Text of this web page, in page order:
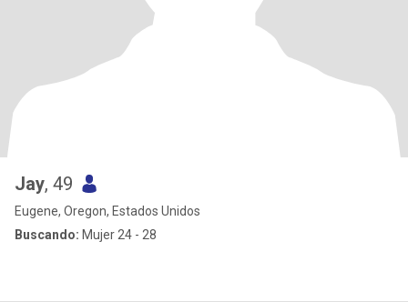
Jay, 49
Eugene, Oregon, Estados Unidos
Buscando: Mujer 24 - 28